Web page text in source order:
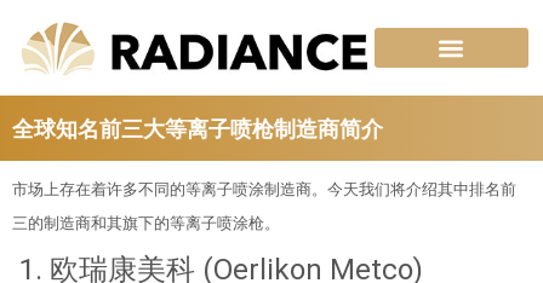
容
全球知名前三大等离子喷枪制造商简介
市场上存在着许多不同的等离子喷涂制造商。今天我们将介绍其中排名前
三的制造商和其旗下的等离子喷涂枪。
1. 欧瑞康美科 (Oerlikon Metco)